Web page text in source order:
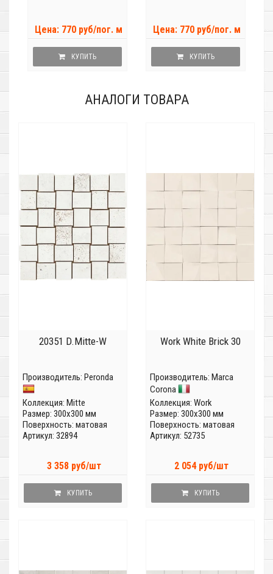
Цена: 770 руб/пог. м
КУПИТЬ
Цена: 770 руб/пог. м
КУПИТЬ
АНАЛОГИ ТОВАРА
20351 D.Mitte-W
Производитель: Peronda
Коллекция: Mitte
Размер: 300x300 мм
Поверхность: матовая
Артикул: 32894
3 358 руб/шт
КУПИТЬ
Work White Brick 30
Производитель: Marca
Corona
Коллекция: Work
Размер: 300x300 мм
Поверхность: матовая
Артикул: 52735
2 054 руб/шт
КУПИТЬ